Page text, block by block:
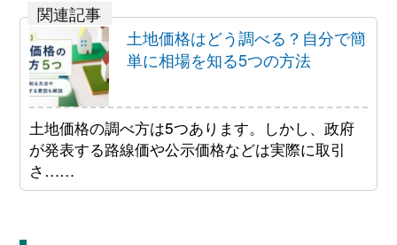
土地価格はどう調べる？自分で簡
単に相場を知る5つの方法
土地価格の調べ方は5つあります。しかし、政府
が発表する路線価や公示価格などは実際に取引
さ……